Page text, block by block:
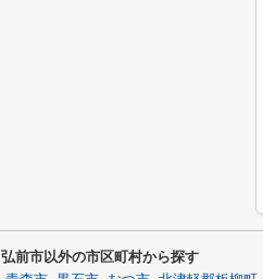
弘前市以外の市区町村から探す